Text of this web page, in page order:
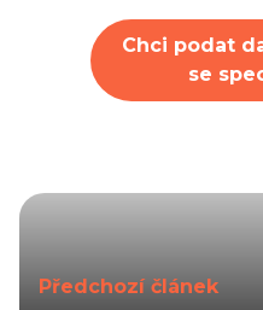
Chci podat
se
Předchozí článek